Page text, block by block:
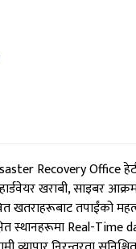
Recovery Office
खराबी, साइबर
खतराहरूबाट तपाईंको
स्थानहरूमा Real-Time